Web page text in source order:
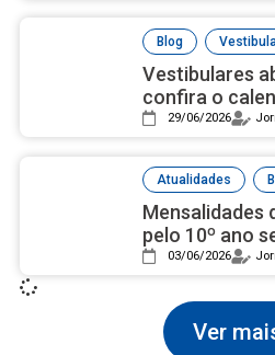
Blog ,
Vestibulares
confira o
universidades
29/06/2026
Atualidades ,
Mensalidades
pelo 10º ano
motivos
03/06/2026
Ver